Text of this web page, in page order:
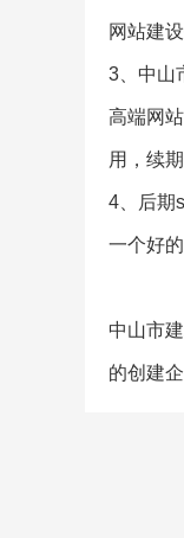
网站建
3、中山
高端网
用，续
4、后期
一个好
中山市
的创建